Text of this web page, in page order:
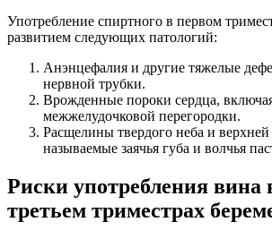
Употребление спиртного в первом
развитием следующих патологий:
Анэнцефалия и другие тяжелые
нервной трубки.
Врожденные пороки сердца,
межжелудочковой перегородки.
Расщелины твердого неба и
называемые заячья губа и волчья
Риски употребления вина
третьем триместрах